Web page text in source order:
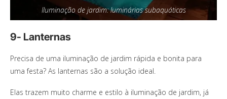
Iluminação de jardim: luminárias subaquáticas
9- Lanternas
Precisa de uma iluminação de jardim rápida e bonita para
uma festa? As lanternas são a solução ideal.
Elas trazem muito charme e estilo à iluminação de jardim, já